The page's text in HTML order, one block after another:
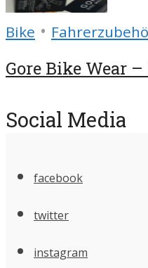
Bike •
Gore Bike Wear
Social Media
facebook
twitter
instagram